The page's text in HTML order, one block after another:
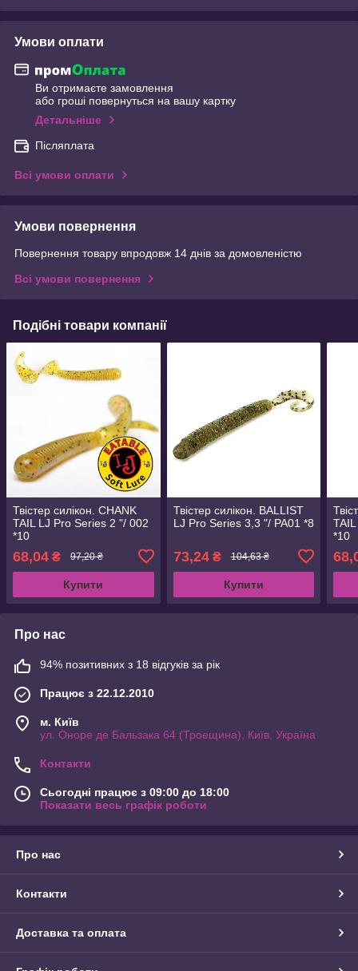
Умови оплати
Ви отримаєте замовлення
або гроші повернуться на вашу картку
Детальніше
Післяплата
Всі умови оплати
Умови повернення
Повернення товару впродовж 14 днів за домовленістю
Всі умови повернення
Подібні товари компанії
Твістер силікон. CHANK
TAIL LJ Pro Series 2 "/ 002
*10
68,04 ₴ 97,20 ₴
Купити
Твістер силікон. BALLIST
LJ Pro Series 3,3 "/ PA01 *8
73,24₴ 104,63 ₴
Купити
*10
Про нас
94% позитивних з 18 відгуків за рік
Працює з 22.12.2010
м. Київ
ул. Оноре де Бальзака 64 (Троещина), Київ, Україна
Контакти
Сьогодні працює з 09:00 до 18:00
Показати весь графік роботи
Про нас
Контакти
Доставка та оплата